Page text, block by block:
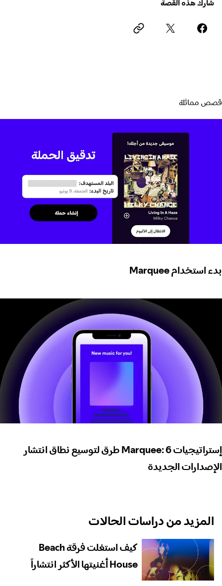
شارك هذه القصة
قصص مماثلة
بدء استخدام Marquee
إستراتيجيات Marquee: 6 طرق لتوسيع نطاق انتشار
الإصدارات الجديدة
المزيد من دراسات الحالات
كيف استغلت فرقة Beach
House أغنيتها الأكثر انتشاراً